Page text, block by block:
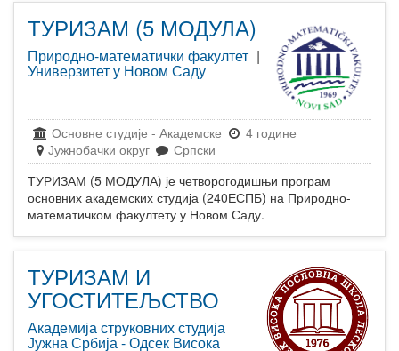
ТУРИЗАМ (5 МОДУЛА)
Природно-математички факултет |
Универзитет у Новом Саду
Основне студије - Академске
4 године
Јужнобачки округ
Српски
ТУРИЗАМ (5 МОДУЛА) је четворогодишњи програм
основних академских студија (240ЕСПБ) на Природно-
математичком факултету у Новом Саду.
ТУРИЗАМ И
УГОСТИТЕЉСТВО
Академија струковних студија
Јужна Србија - Одсек Висока